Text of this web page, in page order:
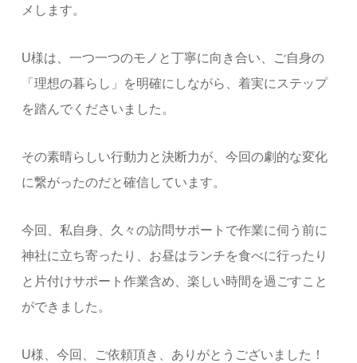
メします。
U様は、一つ一つのモノと丁寧に向き合い、ご自身の
「理想の暮らし」を明確にしながら、着実にステップ
を踏んでくださいました。
その素晴らしい行動力と決断力が、今回の劇的な変化
に繋がったのだと確信しています。
今回、私自身、久々の訪問サポートで作業に伺う前に
神社に立ち寄ったり、お昼はランチを食べに行ったり
と片付けサポート作業含め、楽しい時間を過ごすこと
ができました。
U様、今回、ご依頼頂き、ありがとうございました！